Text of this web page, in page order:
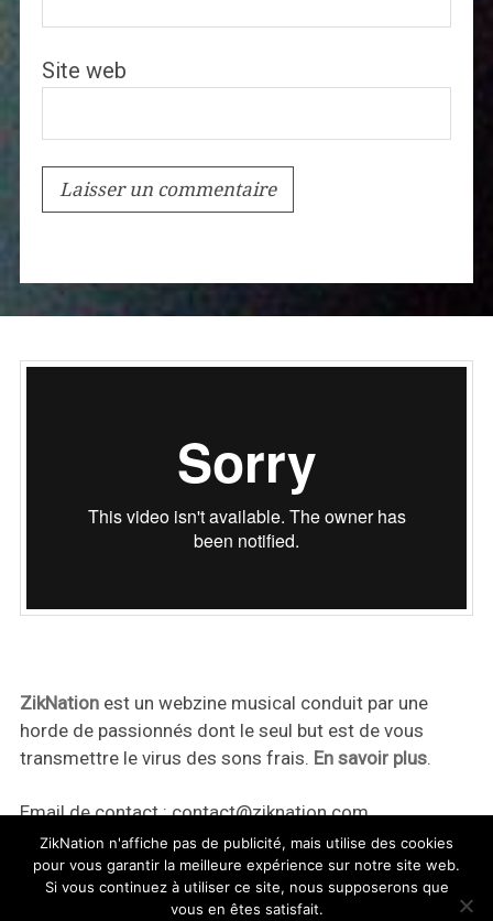
Site web
ZikNationest un webzine musical conduit par une
horde de passionnés dont le seul but est de vous
transmettre le virus des sons frais. En savoir plus.
Email de contact :contact@ziknation.com
ZikNation n'affiche pas de publicité, mais utilise des cookies
pour vous garantir la meilleure expérience sur notre site web.
Si vous continuez à utiliser ce site, nous supposerons que
vous en êtes satisfait.